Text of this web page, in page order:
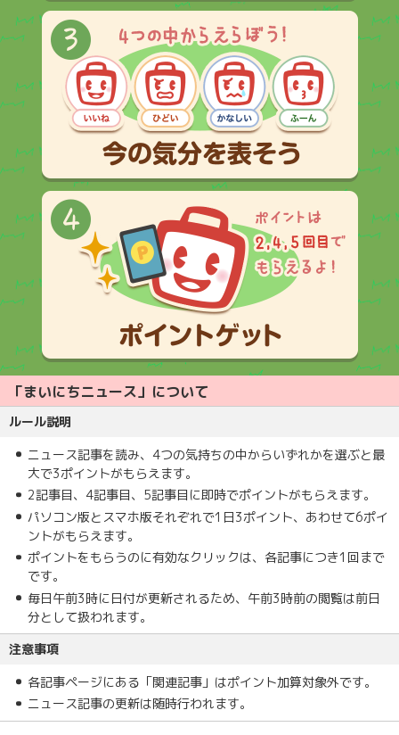
「まいにちニュース」について
ルール説明
ニュース記事を読み、4つの気持ちの中からいずれかを選ぶと最
大で3ポイントがもらえます。
2記事目、4記事目、5記事目に即時でポイントがもらえます。
パソコン版とスマホ版それぞれで1日3ポイント、あわせて6ポイ
ントがもらえます。
ポイントをもらうのに有効なクリックは、各記事につき1回まで
です。
毎日午前3時に日付が更新されるため、午前3時前の閲覧は前日
分として扱われます。
注意事項
各記事ページにある「関連記事」はポイント加算対象外です。
ニュース記事の更新は随時行われます。